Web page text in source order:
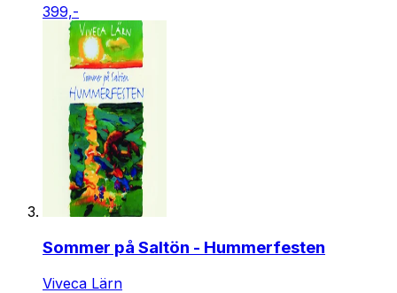
399,-
Sommer på Saltön - Hummerfesten
Viveca Lärn